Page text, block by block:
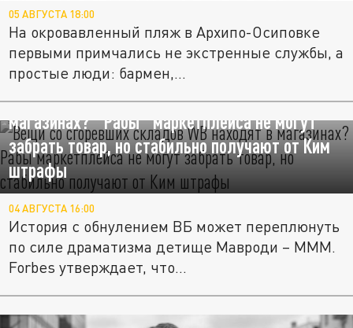
05 АВГУСТА 18:00
На окровавленный пляж в Архипо-Осиповке
первыми примчались не экстренные службы, а
простые люди: бармен,...
Вещи со сгоревших складов WB находят в
магазинах? "Рабы" маркетплейса не могут
забрать товар, но стабильно получают от Ким
штрафы
04 АВГУСТА 16:00
История с обнулением ВБ может переплюнуть
по силе драматизма детище Мавроди – МММ.
Forbes утверждает, что...